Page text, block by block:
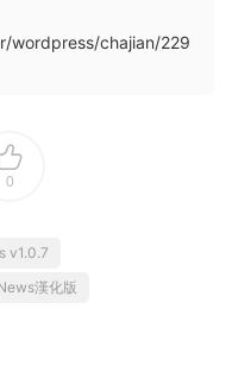
wordpress/chajian/229
0
v1.0.7
漢化版